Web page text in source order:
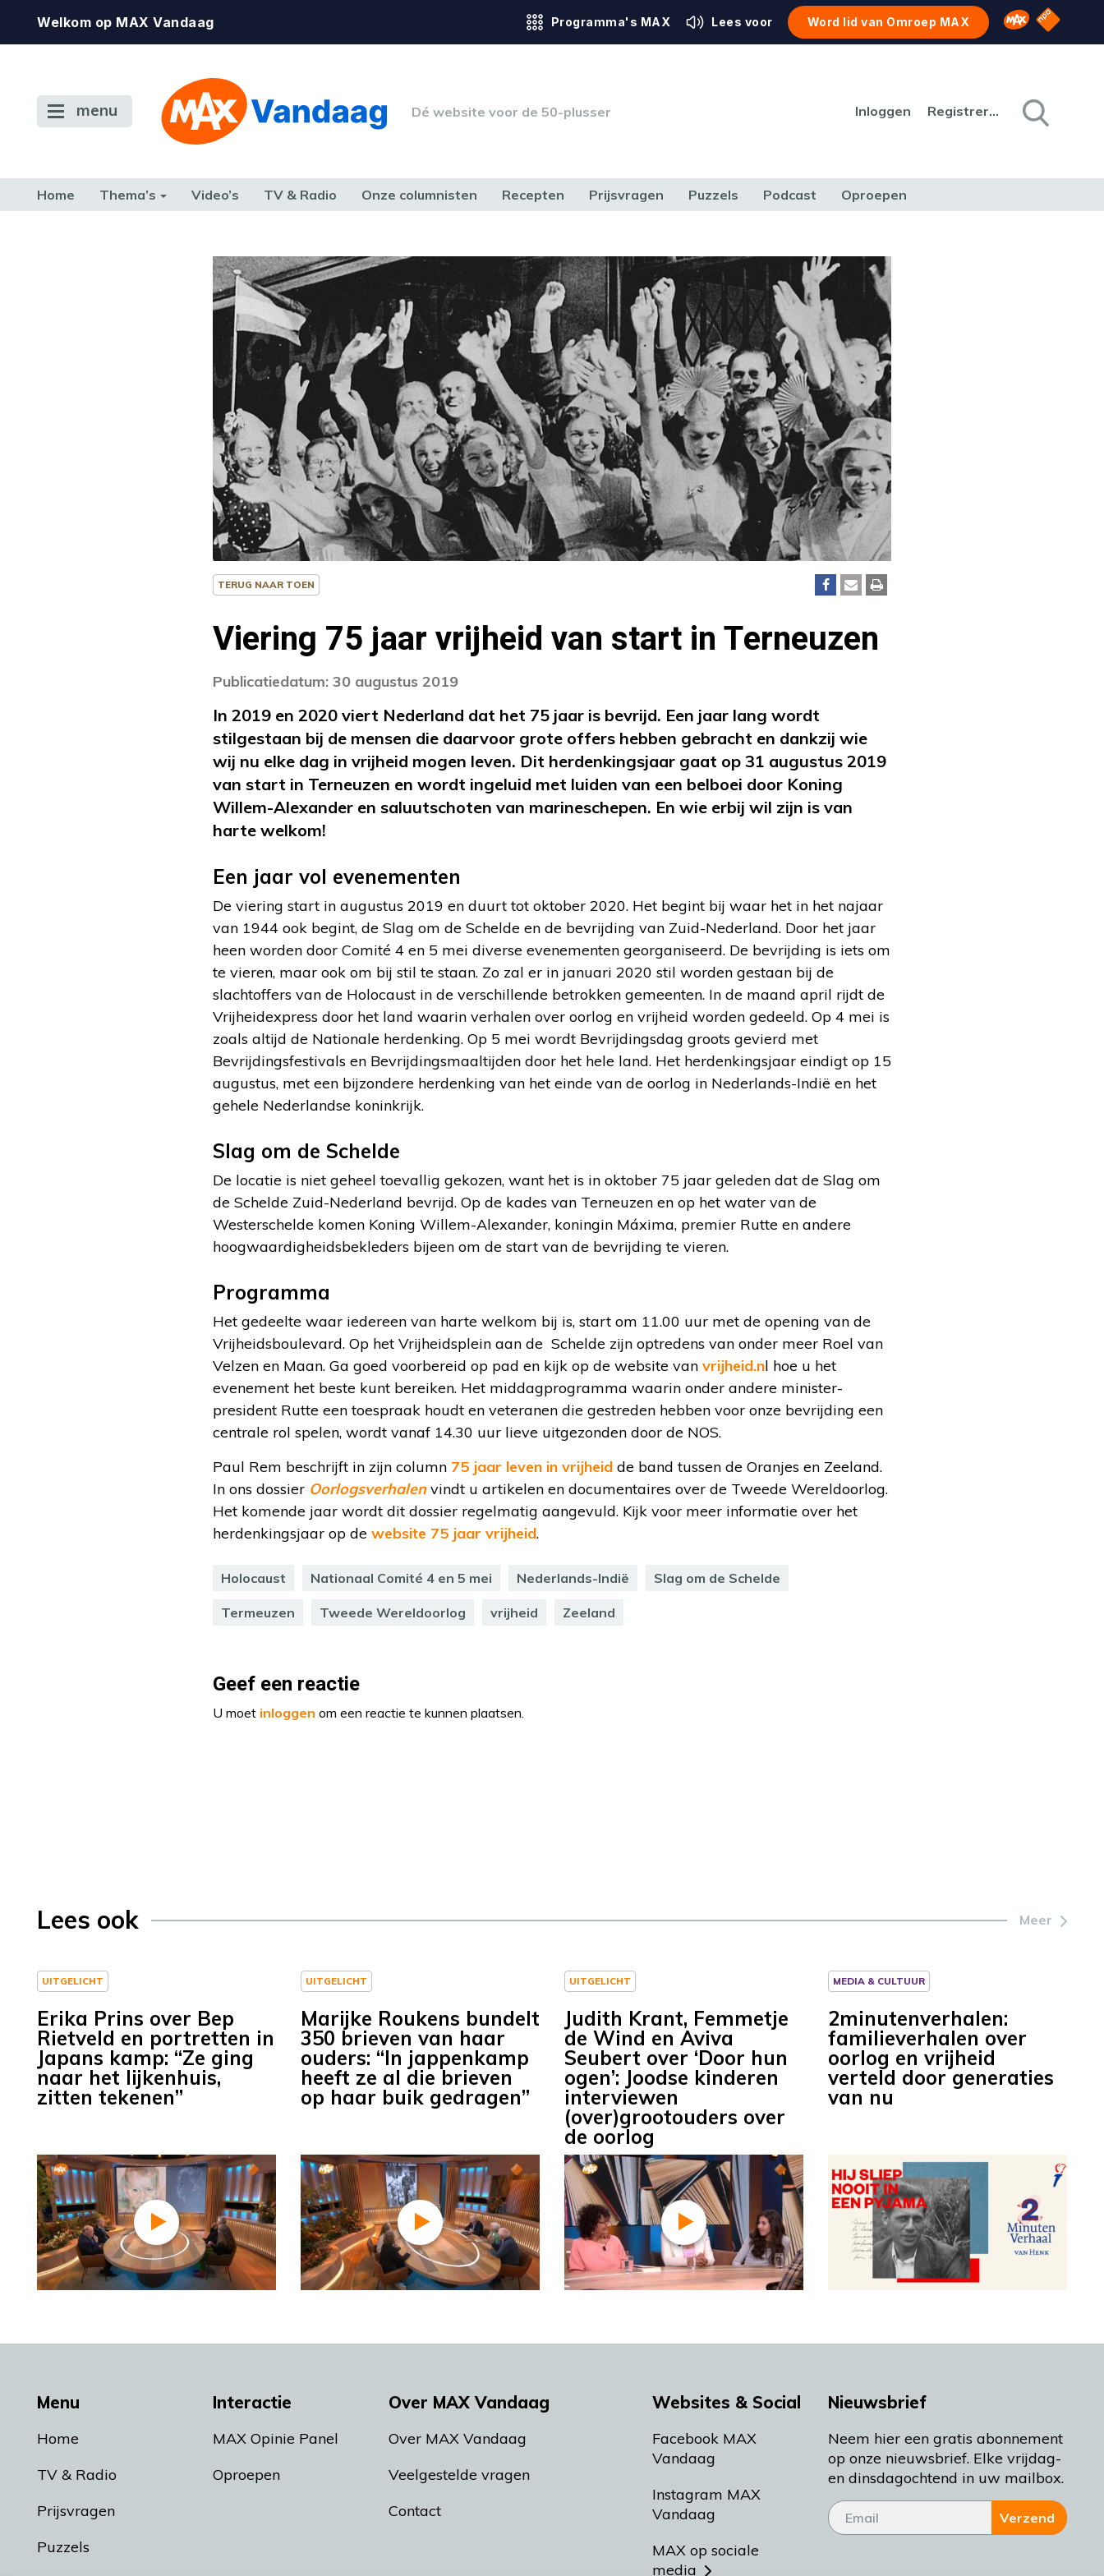
Welkom op MAX Vandaag Programma's MAX Lees voor Word lid van Omroep MAX Omroep MAX
NPO
menu Dé website voor de 50-plusser Inloggen Registreren
Home Thema’s Video’s TV & Radio Onze columnisten Recepten Prijsvragen Puzzels Podcast Oproepen
TERUG NAAR TOEN
Viering 75 jaar vrijheid van start in Terneuzen
Publicatiedatum: 30 augustus 2019
In 2019 en 2020 viert Nederland dat het 75 jaar is bevrijd. Een jaar lang wordt
stilgestaan bij de mensen die daarvoor grote offers hebben gebracht en dankzij wie
wij nu elke dag in vrijheid mogen leven. Dit herdenkingsjaar gaat op 31 augustus 2019
van start in Terneuzen en wordt ingeluid met luiden van een belboei door Koning
Willem-Alexander en saluutschoten van marineschepen. En wie erbij wil zijn is van
harte welkom!
Een jaar vol evenementen
De viering start in augustus 2019 en duurt tot oktober 2020. Het begint bij waar het in het najaar
van 1944 ook begint, de Slag om de Schelde en de bevrijding van Zuid-Nederland. Door het jaar
heen worden door Comité 4 en 5 mei diverse evenementen georganiseerd. De bevrijding is iets om
te vieren, maar ook om bij stil te staan. Zo zal er in januari 2020 stil worden gestaan bij de
slachtoffers van de Holocaust in de verschillende betrokken gemeenten. In de maand april rijdt de
Vrijheidexpress door het land waarin verhalen over oorlog en vrijheid worden gedeeld. Op 4 mei is
zoals altijd de Nationale herdenking. Op 5 mei wordt Bevrijdingsdag groots gevierd met
Bevrijdingsfestivals en Bevrijdingsmaaltijden door het hele land. Het herdenkingsjaar eindigt op 15
augustus, met een bijzondere herdenking van het einde van de oorlog in Nederlands-Indië en het
gehele Nederlandse koninkrijk.
Slag om de Schelde
De locatie is niet geheel toevallig gekozen, want het is in oktober 75 jaar geleden dat de Slag om
de Schelde Zuid-Nederland bevrijd. Op de kades van Terneuzen en op het water van de
Westerschelde komen Koning Willem-Alexander, koningin Máxima, premier Rutte en andere
hoogwaardigheidsbekleders bijeen om de start van de bevrijding te vieren.
Programma
Het gedeelte waar iedereen van harte welkom bij is, start om 11.00 uur met de opening van de
Vrijheidsboulevard. Op het Vrijheidsplein aan de Schelde zijn optredens van onder meer Roel van
Velzen en Maan. Ga goed voorbereid op pad en kijk op de website van vrijheid.nl hoe u het
evenement het beste kunt bereiken. Het middagprogramma waarin onder andere minister-
president Rutte een toespraak houdt en veteranen die gestreden hebben voor onze bevrijding een
centrale rol spelen, wordt vanaf 14.30 uur lieve uitgezonden door de NOS.
Paul Rem beschrijft in zijn column 75 jaar leven in vrijheid de band tussen de Oranjes en Zeeland.
In ons dossier Oorlogsverhalenvindt u artikelen en documentaires over de Tweede Wereldoorlog.
Het komende jaar wordt dit dossier regelmatig aangevuld. Kijk voor meer informatie over het
herdenkingsjaar op de website 75 jaar vrijheid.
Holocaust Nationaal Comité 4 en 5 mei Nederlands-Indië Slag om de Schelde
Termeuzen Tweede Wereldoorlog vrijheid Zeeland
Geef een reactie
U moet inloggen om een reactie te kunnen plaatsen.
Lees ook Meer
UITGELICHT
Erika Prins over Bep
Rietveld en portretten in
Japans kamp: “Ze ging
naar het lijkenhuis,
zitten tekenen”
UITGELICHT
Marijke Roukens bundelt
350 brieven van haar
ouders: “In jappenkamp
heeft ze al die brieven
op haar buik gedragen”
UITGELICHT
Judith Krant, Femmetje
de Wind en Aviva
Seubert over ‘Door hun
ogen’: Joodse kinderen
interviewen
(over)grootouders over
de oorlog
MEDIA & CULTUUR
2minutenverhalen:
familieverhalen over
oorlog en vrijheid
verteld door generaties
van nu
Menu
Home
TV & Radio
Prijsvragen
Puzzels
Interactie
MAX Opinie Panel
Oproepen
Over MAX Vandaag
Over MAX Vandaag
Veelgestelde vragen
Contact
Websites & Social
Facebook MAX
Vandaag
Instagram MAX
Vandaag
MAX op sociale
media
Nieuwsbrief
Neem hier een gratis abonnement
op onze nieuwsbrief. Elke vrijdag-
en dinsdagochtend in uw mailbox.
Verzend